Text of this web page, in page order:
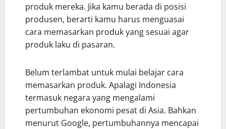
produk mereka. Jika kamu berada di posisi
produsen, berarti kamu harus menguasai
cara memasarkan produkyang sesuai agar
produk laku di pasaran.
Belum terlambat untuk mulai belajar cara
memasarkan produk. Apalagi Indonesia
termasuk negara yang mengalami
pertumbuhan ekonomi pesat di Asia. Bahkan
menurut Google, pertumbuhannya mencapai